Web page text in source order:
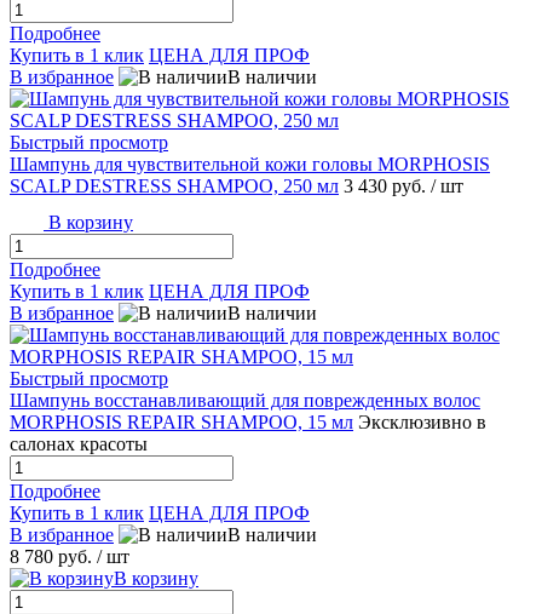
Подробнее
Купить в 1 клик ЦЕНА ДЛЯ ПРОФ
В избранное
В наличии
Быстрый просмотр
Шампунь для чувствительной кожи головы MORPHOSIS
SCALP DESTRESS SHAMPOO, 250 мл 3 430 руб. / шт
В корзину
Подробнее
Купить в 1 клик ЦЕНА ДЛЯ ПРОФ
В избранное
В наличии
Быстрый просмотр
Шампунь восстанавливающий для поврежденных волос
MORPHOSIS REPAIR SHAMPOO, 15 мл Эксклюзивно в
салонах красоты
Подробнее
Купить в 1 клик ЦЕНА ДЛЯ ПРОФ
В избранное
В наличии
8 780 руб. / шт
В корзину